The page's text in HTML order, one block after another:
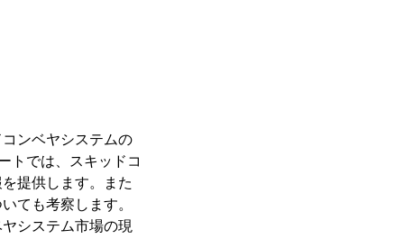
ンベヤシステムの
トでは、スキッドコ
提供します。また
ても考察します。
システム市場の現